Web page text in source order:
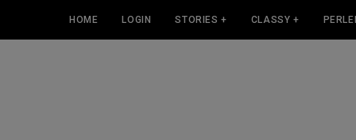
HOME LOGIN STORIES + CLASSY +